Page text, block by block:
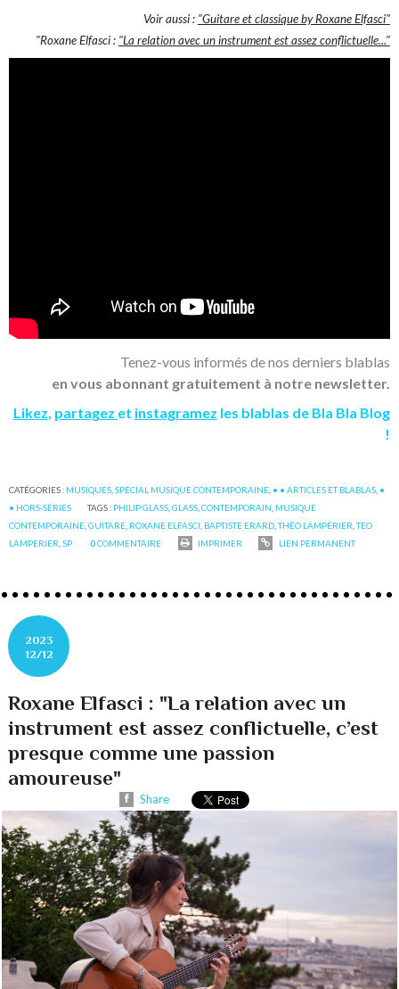
Voir aussi : "Guitare et classique by Roxane Elfasci"
"Roxane Elfasci : "La relation avec un instrument est assez conflictuelle..."
Tenez-vous informés de nos derniers blablas
en vous abonnant gratuitement à notre newsletter.
Likez partagez et instagramez les blablas de Bla Bla Blog
!
CATÉGORIES : MUSIQUES ,SPÉCIAL MUSIQUE CONTEMPORAINE • • ARTICLES ET BLABLAS •
• HORS-SÉRIES
TAGS : PHILIP GLASS ,GLASS ,CONTEMPORAIN MUSIQUE
CONTEMPORAINE ,GUITARE ROXANE ELFASCI BAPTISTE ERARD ,THÉO LAMPÉRIER ,TEO
LAMPERIER ,SP 0COMMENTAIRE IMPRIMER LIEN PERMANENT
2023
12/12
Roxane Elfasci : "La relation avec un
instrument est assez conflictuelle, c’est
presque comme une passion
amoureuse"
Share